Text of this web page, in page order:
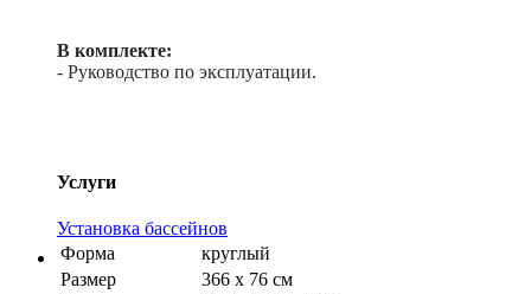
В комплекте:
- Руководство по эксплуатации.
Услуги
Установка бассейнов
Форма
круглый
Размер
366 х 76 см